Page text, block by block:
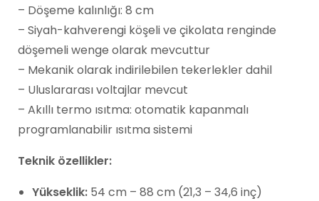
– Döşeme kalınlığı: 8 cm
– Siyah-kahverengi köşeli ve çikolata renginde
döşemeli wenge olarak mevcuttur
– Mekanik olarak indirilebilen tekerlekler dahil
– Uluslararası voltajlar mevcut
– Akıllı termo ısıtma: otomatik kapanmalı
programlanabilir ısıtma sistemi
Teknik özellikler:
Yükseklik: 54 cm – 88 cm (21,3 – 34,6 inç)